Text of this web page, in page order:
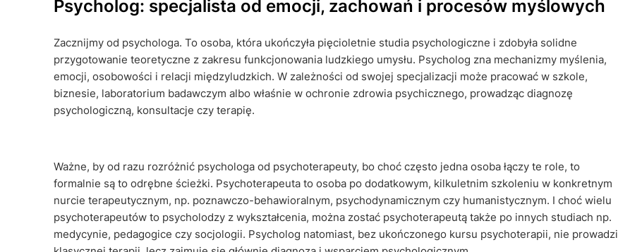
Psycholog: specjalista od emocji, zachowań i procesów myślowych
Zacznijmy od psychologa. To osoba, która ukończyła pięcioletnie studia psychologiczne i zdobyła solidne
przygotowanie teoretyczne z zakresu funkcjonowania ludzkiego umysłu. Psycholog zna mechanizmy myślenia,
emocji, osobowości i relacji międzyludzkich. W zależności od swojej specjalizacji może pracować w szkole,
biznesie, laboratorium badawczym albo właśnie w ochronie zdrowia psychicznego, prowadząc diagnozę
psychologiczną, konsultacje czy terapię.
Ważne, by od razu rozróżnić psychologa od psychoterapeuty, bo choć często jedna osoba łączy te role, to
formalnie są to odrębne ścieżki. Psychoterapeuta to osoba po dodatkowym, kilkuletnim szkoleniu w konkretnym
nurcie terapeutycznym, np. poznawczo-behawioralnym, psychodynamicznym czy humanistycznym. I choć wielu
psychoterapeutów to psycholodzy z wykształcenia, można zostać psychoterapeutą także po innych studiach np.
medycynie, pedagogice czy socjologii. Psycholog natomiast, bez ukończonego kursu psychoterapii, nie prowadzi